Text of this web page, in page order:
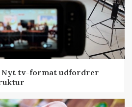
Nyt tv-format udfordrer